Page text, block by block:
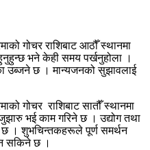
गोचर राशिबाट आठौँ स्थानमा
भने केही समय पर्खनुहोला ।
उब्जने छ । मान्यजनको सुझावलाई
गोचर राशिबाट सातौँ स्थानमा
भई काम गरिने छ । उद्योग तथा
छ । शुभचिन्तकहरूले पूर्ण समर्थन
सकिने छ ।